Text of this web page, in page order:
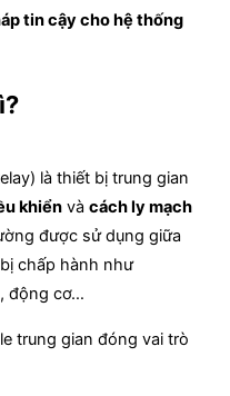
tin cậy cho hệ thống
là thiết bị trung gian
khiển và cách ly mạch
được sử dụng giữa
chấp hành như
động cơ…
trung gian đóng vai trò